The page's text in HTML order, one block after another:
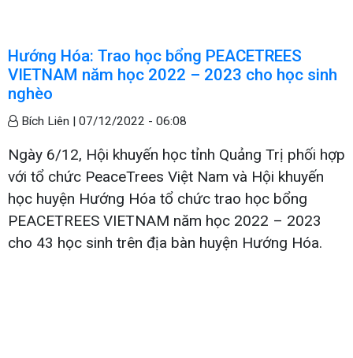
Hướng Hóa: Trao học bổng PEACETREES
VIETNAM năm học 2022 – 2023 cho học sinh
nghèo
Bích Liên | 07/12/2022 - 06:08
Ngày 6/12, Hội khuyến học tỉnh Quảng Trị phối hợp
với tổ chức PeaceTrees Việt Nam và Hội khuyến
học huyện Hướng Hóa tổ chức trao học bổng
PEACETREES VIETNAM năm học 2022 – 2023
cho 43 học sinh trên địa bàn huyện Hướng Hóa.